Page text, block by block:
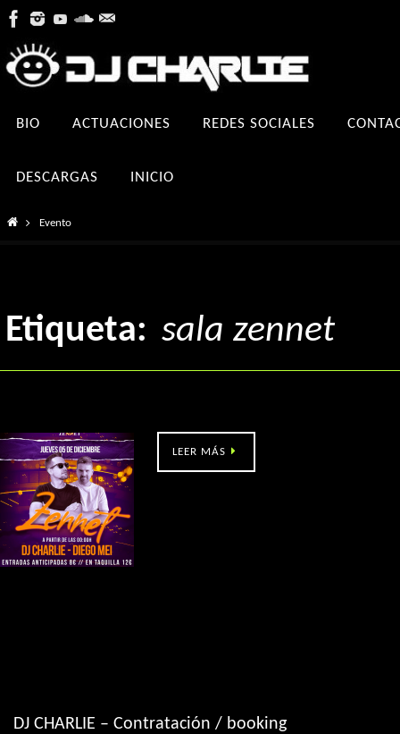
contenido
BIO ACTUACIONES REDES SOCIALES
DESCARGAS INICIO
InicioEvento
Etiqueta: sala zennet
LEER MÁS
DJ CHARLIE – Contratación / booking